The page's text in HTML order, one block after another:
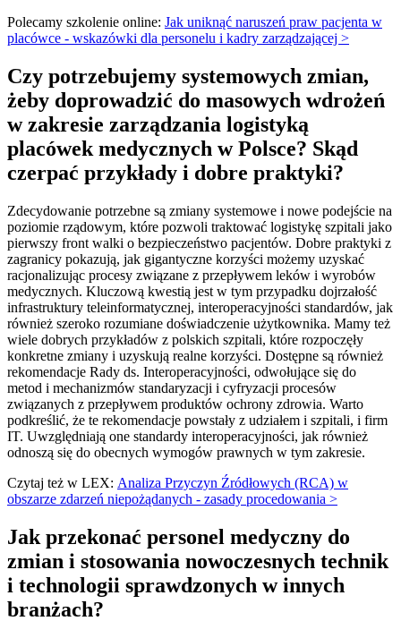
Polecamy szkolenie online: Jak uniknąć naruszeń praw pacjenta w
placówce - wskazówki dla personelu i kadry zarządzającej >
Czy potrzebujemy systemowych zmian,
żeby doprowadzić do masowych wdrożeń
w zakresie zarządzania logistyką
placówek medycznych w Polsce? Skąd
czerpać przykłady i dobre praktyki?
Zdecydowanie potrzebne są zmiany systemowe i nowe podejście na
poziomie rządowym, które pozwoli traktować logistykę szpitali jako
pierwszy front walki o bezpieczeństwo pacjentów. Dobre praktyki z
zagranicy pokazują, jak gigantyczne korzyści możemy uzyskać
racjonalizując procesy związane z przepływem leków i wyrobów
medycznych. Kluczową kwestią jest w tym przypadku dojrzałość
infrastruktury teleinformatycznej, interoperacyjności standardów, jak
również szeroko rozumiane doświadczenie użytkownika. Mamy też
wiele dobrych przykładów z polskich szpitali, które rozpoczęły
konkretne zmiany i uzyskują realne korzyści. Dostępne są również
rekomendacje Rady ds. Interoperacyjności, odwołujące się do
metod i mechanizmów standaryzacji i cyfryzacji procesów
związanych z przepływem produktów ochrony zdrowia. Warto
podkreślić, że te rekomendacje powstały z udziałem i szpitali, i firm
IT. Uwzględniają one standardy interoperacyjności, jak również
odnoszą się do obecnych wymogów prawnych w tym zakresie.
Czytaj też w LEX: Analiza Przyczyn Źródłowych (RCA) w
obszarze zdarzeń niepożądanych - zasady procedowania >
Jak przekonać personel medyczny do
zmian i stosowania nowoczesnych technik
i technologii sprawdzonych w innych
branżach?